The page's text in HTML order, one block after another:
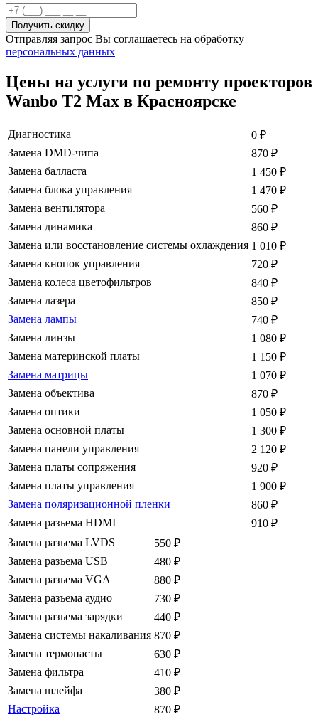
Отправляя запрос Вы соглашаетесь на обработку
персональных данных
Цены на услуги по ремонту проекторов
Wanbo T2 Max в Красноярске
Диагностика 0 ₽
Замена DMD-чипа
870 ₽
Замена балласта
1 450 ₽
Замена блока управления
1 470 ₽
Замена вентилятора
560 ₽
Замена динамика
860 ₽
Замена или восстановление системы охлаждения 1 010 ₽
Замена кнопок управления
720 ₽
Замена колеса цветофильтров
840 ₽
Замена лазера
850 ₽
Замена лампы
740 ₽
Замена линзы
1 080 ₽
Замена материнской платы
1 150 ₽
Замена матрицы
1 070 ₽
Замена объектива
870 ₽
Замена оптики
1 050 ₽
Замена основной платы
1 300 ₽
Замена панели управления
2 120 ₽
Замена платы сопряжения
920 ₽
Замена платы управления
1 900 ₽
Замена поляризационной пленки
860 ₽
Замена разъема HDMI
910 ₽
Замена разъема LVDS
550 ₽
Замена разъема USB
480 ₽
Замена разъема VGA
880 ₽
Замена разъема аудио
730 ₽
Замена разъема зарядки
440 ₽
Замена системы накаливания 870 ₽
Замена термопасты
630 ₽
Замена фильтра
410 ₽
Замена шлейфа
380 ₽
Настройка
870 ₽